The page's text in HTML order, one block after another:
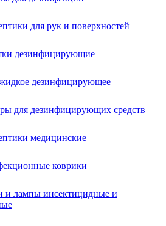
для рук и поверхностей
дезинфицирующие
дезинфицирующее
для дезинфицирующих средств
медицинские
коврики
и лампы инсектицидные и